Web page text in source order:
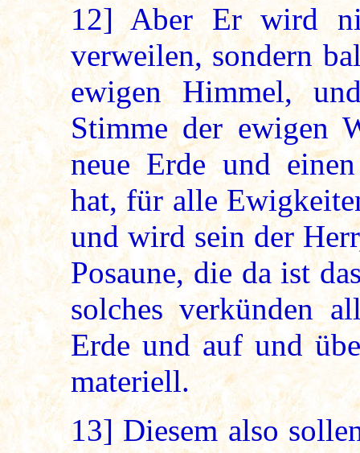
12] Aber Er wird
verweilen, sondern
ewigen Himmel,
Stimme der ewigen
neue Erde und
hat, für alle
und wird sein der
Posaune, die da ist
solches verkünden
Erde und auf und
materiell.
13] Diesem also